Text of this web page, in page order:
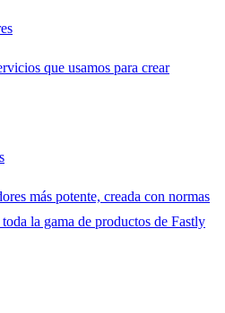
que usamos para crear
más potente, creada con normas
la gama de productos de Fastly